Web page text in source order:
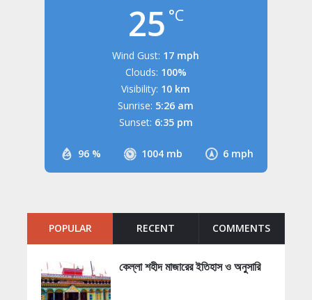
25 °C
96 % 1004 mb 6 mph
Wind Gust: 17 mph
Clouds: 100%
Visibility: 10 km
Sunrise: 5:26 am
Sunset: 6:35 pm
POPULAR RECENT COMMENTS
কেল্লা শহীদ মাজারের ইতিহাস ও অনুসারি